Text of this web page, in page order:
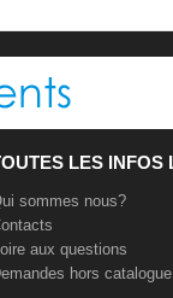
LES INFOS
sommes nous?
aux questions
hors catalogue